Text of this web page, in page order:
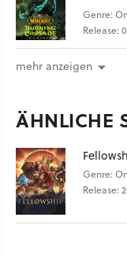
Genre:
Release:
mehr anzeigen
ÄHNLICHE
Genre:
Release: